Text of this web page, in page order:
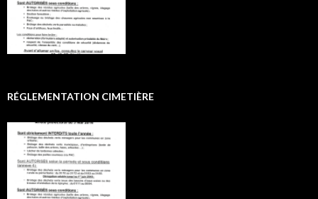
RÉGLEMENTATION CIMETIÈRE